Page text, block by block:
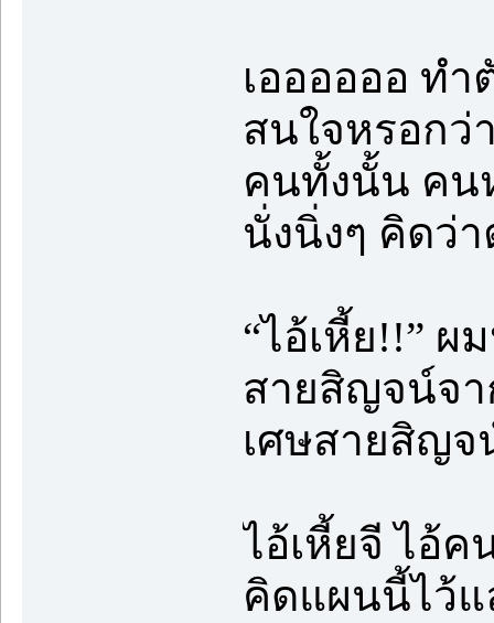
เออออออ ท
สนใจหรอกว่
คนทั้งนั้น คน
นั่งนิ่งๆ คิดว่า
“ไอ้เหี้ย!!”
สายสิญจน์จา
เศษสายสิญจ
ไอ้เหี้ยจี ไอ้ค
คิดแผนนี้ไว้